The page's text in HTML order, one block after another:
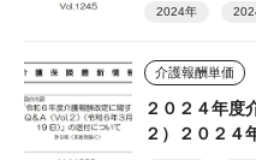
2024年
介護報酬単価
２０２４年度
２）２０２４